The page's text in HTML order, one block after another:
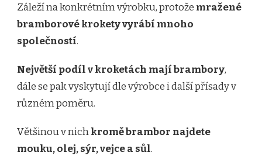
Záleží na konkrétním výrobku, protože mražené
bramborové krokety vyrábí mnoho
společností.
Největší podíl v kroketách mají brambory,
dále se pak vyskytují dle výrobce i další přísady v
různém poměru.
Většinou v nichkromě brambor najdete
mouku, olej, sýr, vejce a sůl.